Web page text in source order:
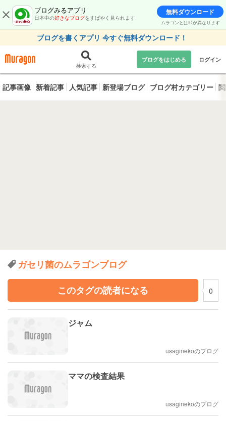
ブログみるアプリ
日本中の好きなブログをすばやく見られます
無料ダウンロード
ムラゴンとはIDが異なります
ブログを書くアプリ 今すぐ無料ダウンロード！
検索する
ブログをはじめる ログイン
記事画像 新着記事 人気記事 新登場ブログ ブログ村カテゴリー
ガセリ菌のムラゴンブログ
このタグの読者になる
0
ジャム
usaginekoのブログ
ママの検査結果
usaginekoのブログ